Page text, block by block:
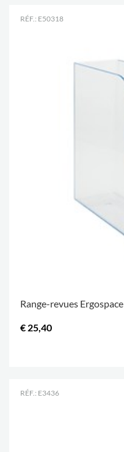
RÉF.: E50318
Range-revues Ergospace
€ 25,40
RÉF.: E3436